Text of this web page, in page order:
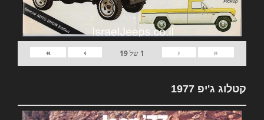
«
‹
1 של19
›
»
קטלוג ג'יפ 1977